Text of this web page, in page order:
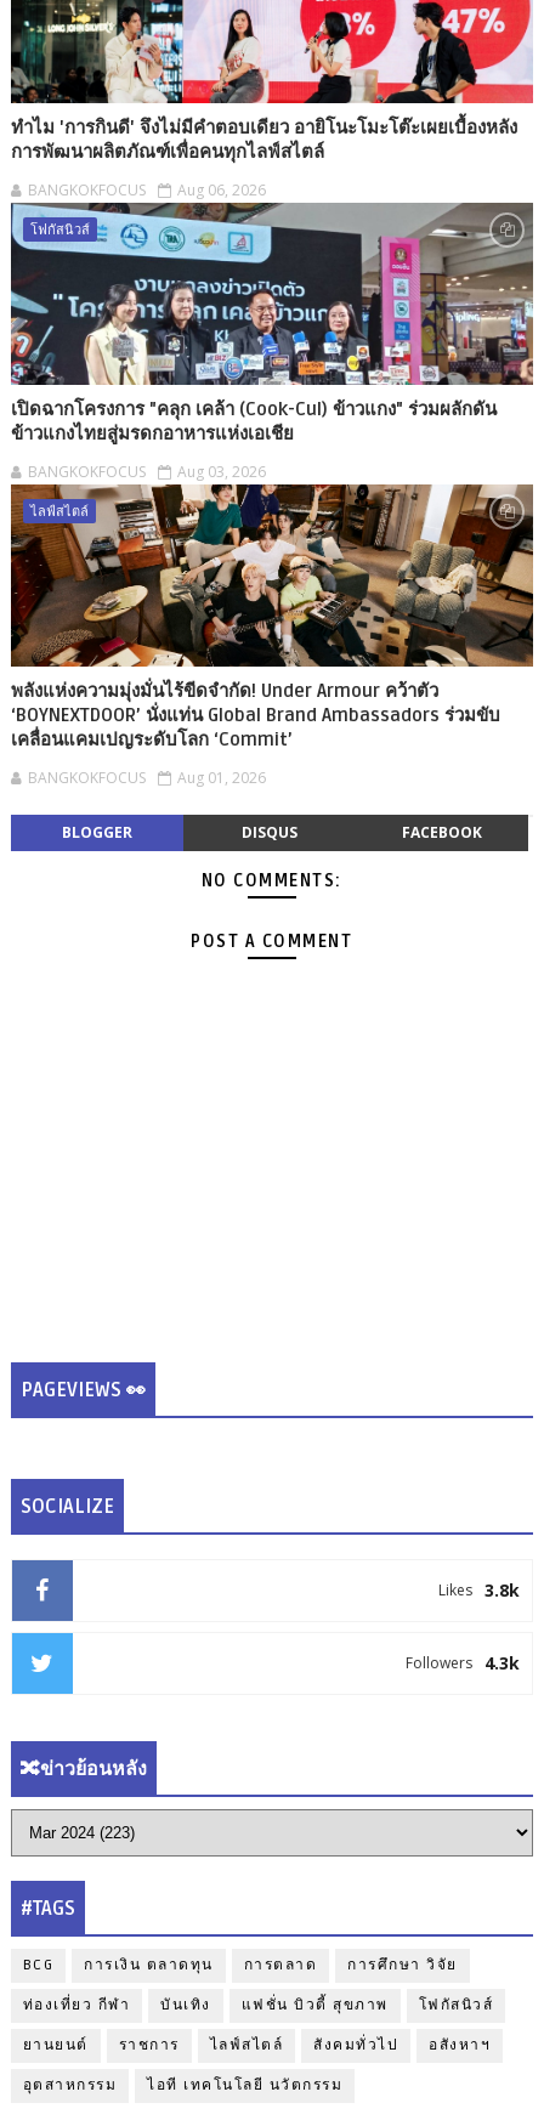
ทำไม 'การกินดี' จึงไม่มีคำตอบเดียว อายิโนะโมะโต๊ะเผยเบื้องหลัง
การพัฒนาผลิตภัณฑ์เพื่อคนทุกไลฟ์สไตล์
BANGKOKFOCUS Aug 06, 2026
โฟกัสนิวส์
เปิดฉากโครงการ "คลุก เคล้า (Cook-Cul) ข้าวแกง" ร่วมผลักดัน
ข้าวแกงไทยสู่มรดกอาหารแห่งเอเชีย
BANGKOKFOCUS Aug 03, 2026
ไลฟ์สไตล์
พลังแห่งความมุ่งมั่นไร้ขีดจำกัด! Under Armour คว้าตัว
‘BOYNEXTDOOR’ นั่งแท่น Global Brand Ambassadors ร่วมขับ
เคลื่อนแคมเปญระดับโลก ‘Commit’
BANGKOKFOCUS Aug 01, 2026
BLOGGER DISQUS FACEBOOK
NO COMMENTS:
POST A COMMENT
PAGEVIEWS 👀
SOCIALIZE
3.8k
Likes
4.3k
Followers
🔀ข่าวย้อนหลัง
#TAGS
BCG การเงิน ตลาดทุน การตลาด การศึกษา วิจัย
ท่องเที่ยว กีฬา บันเทิง แฟชั่น บิวตี้ สุขภาพ โฟกัสนิวส์
ยานยนต์ ราชการ ไลฟ์สไตล์ สังคมทั่วไป อสังหาฯ
อุตสาหกรรม ไอที เทคโนโลยี นวัตกรรม